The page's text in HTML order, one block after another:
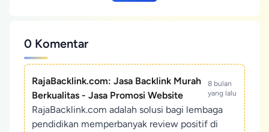
0 Komentar
RajaBacklink.com: Jasa Backlink Murah
Berkualitas - Jasa Promosi Website
8 bulan
yang lalu
RajaBacklink.com adalah solusi bagi lembaga
pendidikan memperbanyak review positif di